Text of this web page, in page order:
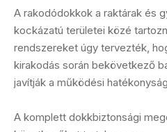
A rakodódokkok a raktárak és
kockázatú területei közé
rendszereket úgy tervezték,
kirakodás során bekövetkező
javítják a működési
A komplett dokkbiztonsági